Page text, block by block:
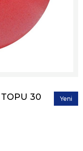
TOPU 30
Yeni